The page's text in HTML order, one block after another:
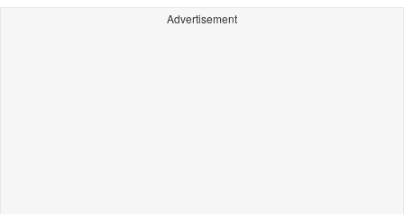
Advertisement